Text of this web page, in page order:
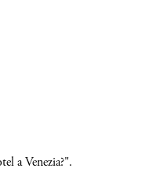
a Venezia?".